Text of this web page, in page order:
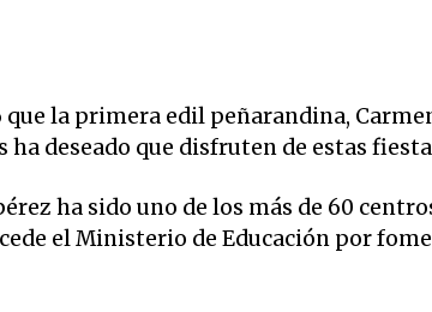
que la primera edil peñarandina,
ha deseado que disfruten de estas
ha sido uno de los más de 60
el Ministerio de Educación por